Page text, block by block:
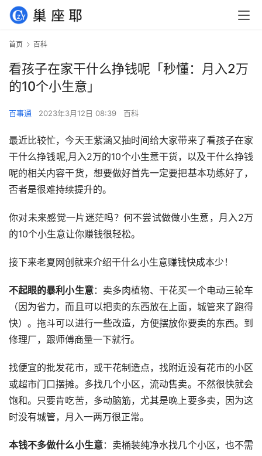
首页 百科
看孩子在家干什么挣钱呢「秒懂：月入2万
的10个小生意」
百事通 2023年3月12日 08:39 百科
最近比较忙，今天王紫涵又抽时间给大家带来了看孩子在家
干什么挣钱呢,月入2万的10个小生意干货，以及干什么挣钱
呢的相关内容干货，想要做好首先一定要把基本功练好了，
否者是很难持续提升的。
你对未来感觉一片迷茫吗？何不尝试做做小生意，月入2万
的10个小生意让你赚钱很轻松。
接下来老夏网创就来介绍干什么小生意赚钱快成本少！
不起眼的暴利小生意：卖多肉植物、干花买一个电动三轮车
（因为省力，而且可以把卖的东西放在上面，城管来了跑得
快）。拖斗可以进行一些改造，方便摆放你要卖的东西。到
修理厂，跟师傅商量一下就行。
找便宜的批发花市，或干花制造点，找附近没有花市的小区
或超市门口摆摊。多找几个小区，流动售卖。不然很快就会
饱和。只要肯吃苦，多动脑筋，尤其是晚上要多卖，因为这
时没有城管，月入一两万很正常。
本钱不多做什么小生意：卖桶装纯净水找几个小区，也不需